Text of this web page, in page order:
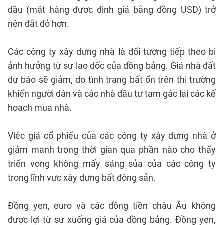
dầu (mặt hàng được định giá bằng đồng USD) trở
nên đắt đỏ hơn.
Các công ty xây dựng nhà là đối tượng tiếp theo bị
ảnh hưởng từ sự lao dốc của đồng bảng. Giá nhà đất
dự báo sẽ giảm, do tình trạng bất ổn trên thị trường
khiến người dân và các nhà đầu tư tạm gác lại các kế
hoạch mua nhà.
Việc giá cổ phiếu của các công ty xây dựng nhà ở
giảm mạnh trong thời gian qua phần nào cho thấy
triển vọng không mấy sáng sủa của các công ty
trong lĩnh vực xây dựng bất động sản.
Đồng yen, euro và các đồng tiền châu Âu không
được lợi từ sự xuống giá của đồng bảng. Đồng yen,